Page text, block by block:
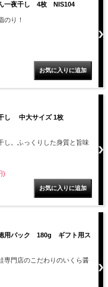
ん一夜干し 4枚 NIS104
のり！
し 中大サイズ 1枚
し。ふっくりした身質と旨味
)
用パック 180g ギフト用ス
専門店のこだわりのいくら醤